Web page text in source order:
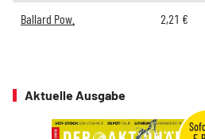
Ballard Pow. 2,21 €
Aktuelle Ausgabe